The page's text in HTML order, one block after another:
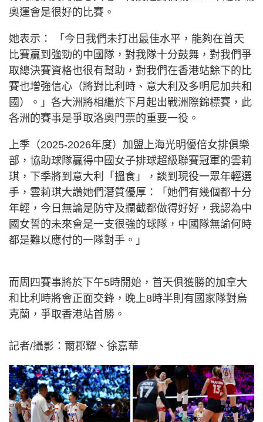
奧運會是很好的比賽。
她表示： 「今日我們未打出最佳水平，能夠在首天
比賽贏到強勁的中國隊，對我隊十分鼓舞，對我們爭
取總決賽資格也很有幫助，對我們在香港站餘下的比
賽也增強信心（將對比利時、意大利及多明尼加共和
國）。」各大洲將相繼於下月起出戰洲際錦標賽，此
各洲的賽事是爭取洛奧門票的重要一役。
上季（2025-2026年度）加盟上海光明優倍女排俱樂
部，協助球隊贏得中國女子排球超級聯賽冠軍的雲莉
琪，下季將到意大利「搵食」，談到現役一眾年輕選
手，雲莉琪大讚她們潛質優厚：「她們有幾個都十分
年輕，今日無論是防守及攔截都做得好好，我認為中
國女誓的未來會是一支很強的球隊，中國隊無諭何時
都是難以應付的一隊對手。」
而周四賽事將於下午5時開始，首天俱獲勝的加拿大
和比利時將會正面交鋒，晚上8時半則有國家隊對烏
克蘭，爭取香港站首勝。
記者/攝影：爾郡耀、徐嘉華